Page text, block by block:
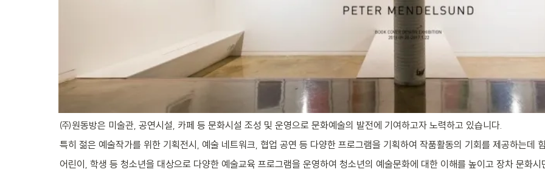
㈜원동방은 미술관, 공연시설, 카페 등 문화시설 조성 및 운영으로 문화예술의 발전에 기여하고자 노력하고 있습니다.
특히 젊은 예술작가를 위한 기획전시, 예술 네트워크, 협업 공연 등 다양한 프로그램을 기획하여 작품활동의 기회를 제공하는데
어린이, 학생 등 청소년을 대상으로 다양한 예술교육 프로그램을 운영하여 청소년의 예술문화에 대한 이해를 높이고 장차 문화